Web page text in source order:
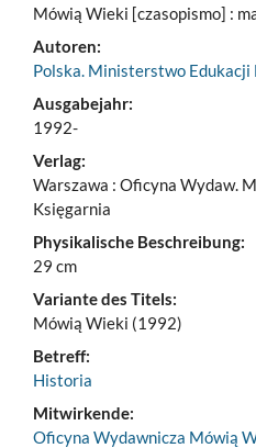
Mówią Wieki [czasopismo] :
Autoren:
Polska. Ministerstwo
Ausgabejahr:
1992-
Verlag:
Warszawa : Oficyna Wydaw.
Księgarnia
Physikalische Beschreibung:
29 cm
Variante des Titels:
Mówią Wieki (1992)
Betreff:
Historia
Mitwirkende:
Oficyna Wydawnicza Mówią